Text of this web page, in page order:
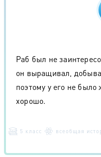
Раб был не
он выращивал,
поэтому у его не было
хорошо.
5 класс всеобщая